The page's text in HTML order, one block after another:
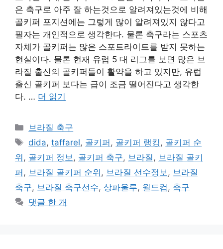
은 축구로 아주 잘 하는것으로 알려져있는것에 비해
골키퍼 포지션에는 그렇게 많이 알려져있지 않다고
필자는 개인적으로 생각한다. 물론 축구라는 스포츠
자체가 골키퍼는 많은 스포트라이트를 받지 못하는
현실이다. 물론 현재 유럽 5 대 리그를 보면 많은 브
라질 출신의 골키퍼들이 활약을 하고 있지만, 유럽
출신 골키퍼 보다는 급이 조금 떨어진다고 생각한
다. … 더 읽기
카
테
리
브라질 축구
태
그
dida,taffarel, 골키퍼 , 골키퍼 랭킹, 골키퍼 순
위 , 골키퍼 정보, 골키퍼 축구, 브라질, 브라질 골키
퍼 , 브라질 골키퍼 순위 , 브라질 선수정보, 브라질
축구, 브라질 축구선수, 상파울루, 월드컵, 축구
댓글 한 개